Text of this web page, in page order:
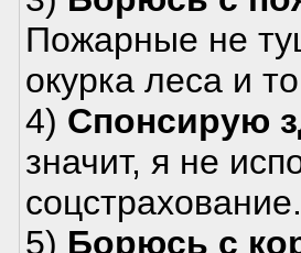
Пожарные не
окурка леса и
4) Спонсирую
значит, я не
соцстрахование.
5) Борюсь с